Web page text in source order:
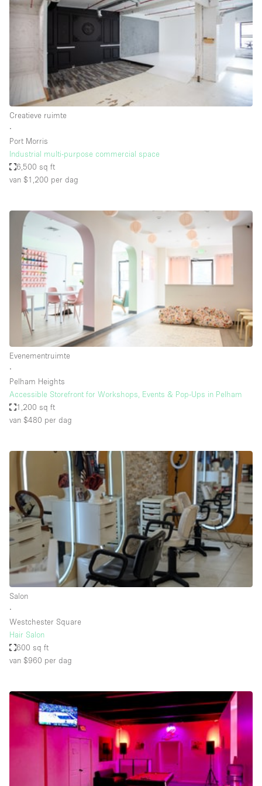
Creatieve ruimte
Evenementruimte
Foto / Filmstudio
Galerie
Hal
Herenhuis / Huis
Kantoorruimte
Kraampje / Kiosk / Stalletje
Magazijn
Markt / Festival
Ontvangsthal
Overige
Restaurant / Bar / Café
Salon
Unieke ruimte
Vergaderruimte
Vrachtwagen
Winkel delen
Winkelruimte in winkelcentrum
Kenmerken ruimte
Airconditioning
Animals Friendly
Audio- en videoapparatuur
Auto display
Badkamer
Concierge
Dakterras
Drankvergunning
Elektriciteit
Grote entree
Creatieve ruimte
∙
Port Morris
Industrial multi-purpose commercial space
6,500 sq ft
van $1,200 per dag
Evenementruimte
∙
Pelham Heights
Accessible Storefront for Workshops, Events & Pop-Ups in Pelham
1,200 sq ft
van $480 per dag
Salon
∙
Westchester Square
Hair Salon
600 sq ft
van $960 per dag